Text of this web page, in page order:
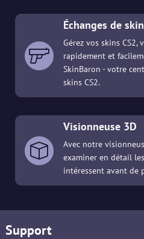
Échanges de
Gérez vos skins CS2,
rapidement et
SkinBaron - votre
skins CS2.
Visionneuse 3D
Avec notre
examiner en détail
intéressent avant de
Support